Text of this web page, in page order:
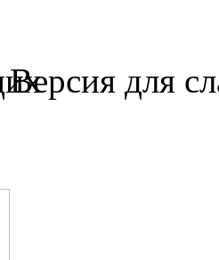
Версия для